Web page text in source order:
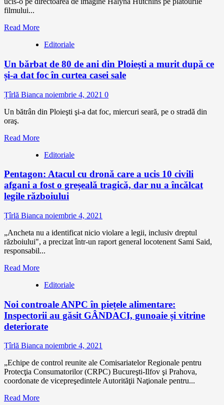
filmului...
Read More
Editoriale
Un bărbat de 80 de ani din Ploieşti a murit după ce
și-a dat foc în curtea casei sale
Țîrlă Bianca noiembrie 4, 2021 0
Un bătrân din Ploieşti şi-a dat foc, miercuri seară, pe o stradă din
oraş.
Read More
Editoriale
Pentagon: Atacul cu dronă care a ucis 10 civili
afgani a fost o greșeală tragică, dar nu a încălcat
legile războiului
Țîrlă Bianca noiembrie 4, 2021
„Ancheta nu a identificat nicio violare a legii, inclusiv dreptul
războiului", a precizat într-un raport general locotenent Sami Said,
responsabil...
Read More
Editoriale
Noi controale ANPC în piețele alimentare:
Inspectorii au găsit GÂNDACI, gunoaie și vitrine
deteriorate
Țîrlă Bianca noiembrie 4, 2021
„Echipe de control reunite ale Comisariatelor Regionale pentru
Protecţia Consumatorilor (CRPC) Bucureşti-Ilfov şi Prahova,
coordonate de vicepreşedintele Autorităţii Naţionale pentru...
Read More